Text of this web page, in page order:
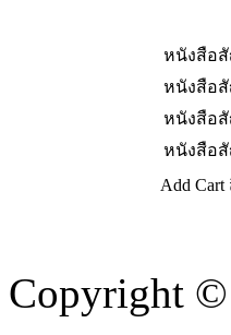
หนังสือ
หนังสือ
หนังสือ
หนังสือ
Add Cart
Copyright